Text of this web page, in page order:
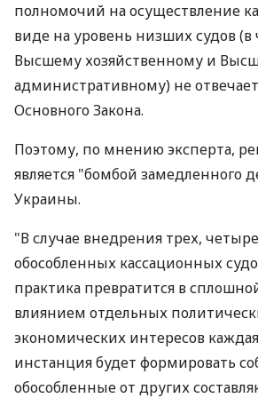
полномочий на осуществление
виде на уровень низших судов (в
Высшему хозяйственному и
административному) не
Основного Закона.
Поэтому, по мнению эксперта,
является "бомбой замедленного
Украины.
"В случае внедрения трех,
обособленных кассационных
практика превратится в
влиянием отдельных
экономических интересов
инстанция будет формировать
обособленные от других